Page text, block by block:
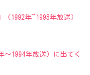
1992年~1993年放送）
〜1994年放送）に出てく